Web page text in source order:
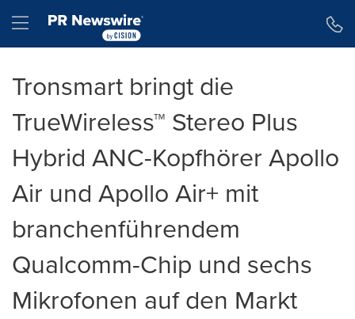
Hamburger menu
Tronsmart bringt die
TrueWireless™ Stereo Plus
Hybrid ANC-Kopfhörer Apollo
Air und Apollo Air+ mit
branchenführendem
Qualcomm-Chip und sechs
Mikrofonen auf den Markt